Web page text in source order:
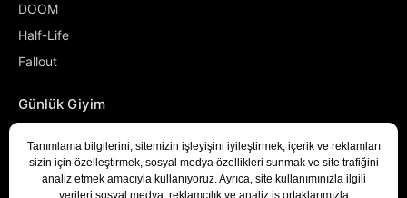
DOOM
Half-Life
Fallout
Günlük Giyim
Denizci
Developer